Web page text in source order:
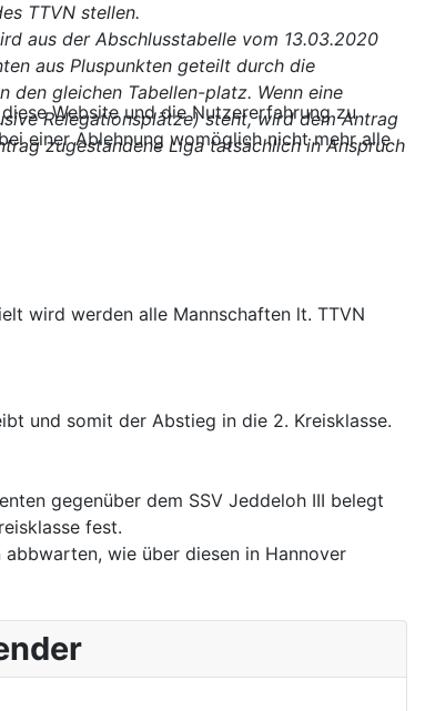
TTVN stellen.
aus der Abschlusstabelle vom 13.03.2020
aus Pluspunkten geteilt durch die
den gleichen Tabellen-platz. Wenn eine
Relegationsplätze) steht, wird dem Antrag
zugestandene Liga tatsächlich in Anspruch
wird werden alle Mannschaften lt. TTVN
und somit der Abstieg in die 2. Kreisklasse.
gegenüber dem SSV Jeddeloh III belegt
fest.
wie über diesen in Hannover
Website und die Nutzererfahrung zu
einer Ablehnung womöglich nicht mehr alle